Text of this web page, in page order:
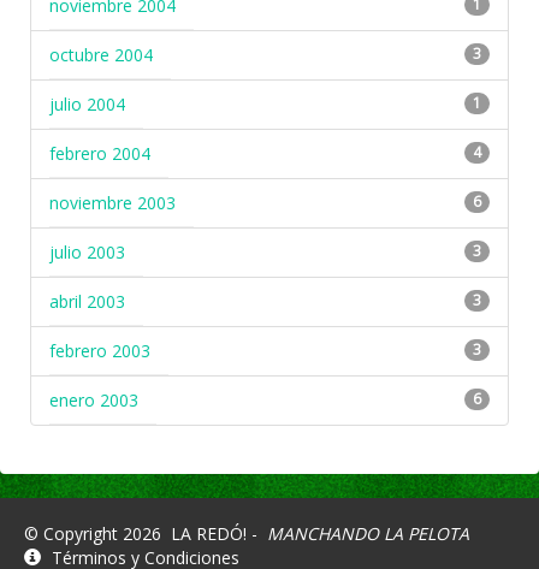
noviembre 2004 1
octubre 2004 3
julio 2004 1
febrero 2004 4
noviembre 2003 6
julio 2003 3
abril 2003 3
febrero 2003 3
enero 2003 6
© Copyright 2026 LA REDÓ! - MANCHANDO LA PELOTA
Términos y Condiciones